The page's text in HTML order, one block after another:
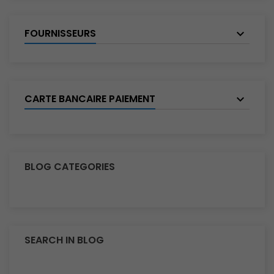
FOURNISSEURS
CARTE BANCAIRE PAIEMENT
BLOG CATEGORIES
SEARCH IN BLOG